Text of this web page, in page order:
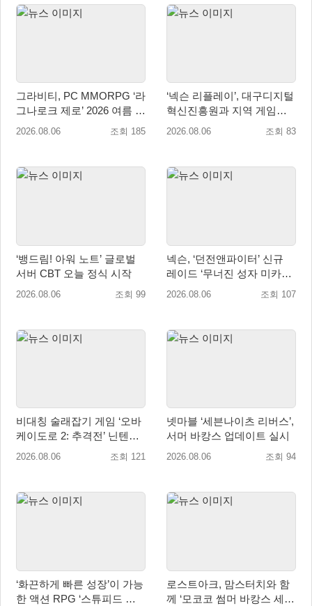
그라비티, PC MMORPG ‘라
그나로크 제로’ 2026 여름 프
로모션 진행!
2026.08.06 조회 185
‘넥슨 리플레이’, 대구디지털
혁신진흥원과 지역 게임산
업 육성 위한 업무협약 체결
2026.08.06 조회 83
‘뱅드림! 아워 노트’ 글로벌
서버 CBT 오늘 정식 시작
2026.08.06 조회 99
넥슨, ‘던전앤파이터’ 신규
레이드 ‘무너진 성자 미카엘
라’ 업데이트!
2026.08.06 조회 107
비대칭 술래잡기 게임 ‘오바
케이도로 2: 추격전’ 닌텐도
eShop 출시
2026.08.06 조회 121
넷마블 ‘세븐나이츠 리버스’,
서머 바캉스 업데이트 실시
2026.08.06 조회 94
‘화끈하게 빠른 성장’이 가능
한 액션 RPG ‘스튜피드 네
로스트아크, 맘스터치와 함
께 ‘모코코 썸머 바캉스 세